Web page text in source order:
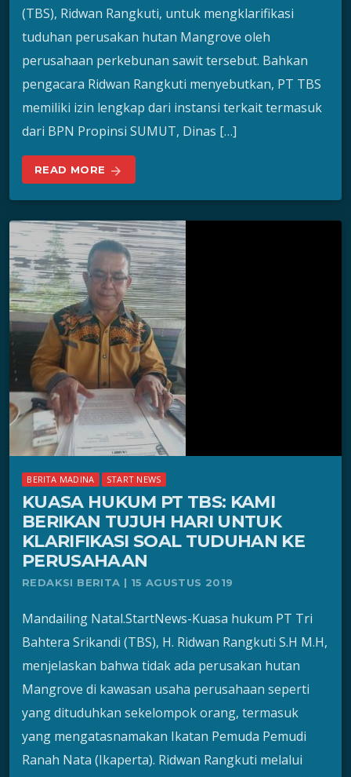
(TBS), Ridwan Rangkuti, untuk mengklarifikasi
tuduhan perusakan hutan Mangrove oleh
perusahaan perkebunan sawit tersebut. Bahkan
pengacara Ridwan Rangkuti menyebutkan, PT TBS
memiliki izin lengkap dari instansi terkait termasuk
dari BPN Propinsi SUMUT, Dinas […]
READ MORE arrow_forward
BERITA MADINA START NEWS
KUASA HUKUM PT TBS: KAMI
BERIKAN TUJUH HARI UNTUK
KLARIFIKASI SOAL TUDUHAN KE
PERUSAHAAN
REDAKSI BERITA | 15 AGUSTUS 2019
Mandailing Natal.StartNews-Kuasa hukum PT Tri
Bahtera Srikandi (TBS), H. Ridwan Rangkuti S.H M.H,
menjelaskan bahwa tidak ada perusakan hutan
Mangrove di kawasan usaha perusahaan seperti
yang dituduhkan sekelompok orang, termasuk
yang mengatasnamakan Ikatan Pemuda Pemudi
Ranah Nata (Ikaperta). Ridwan Rangkuti melalui